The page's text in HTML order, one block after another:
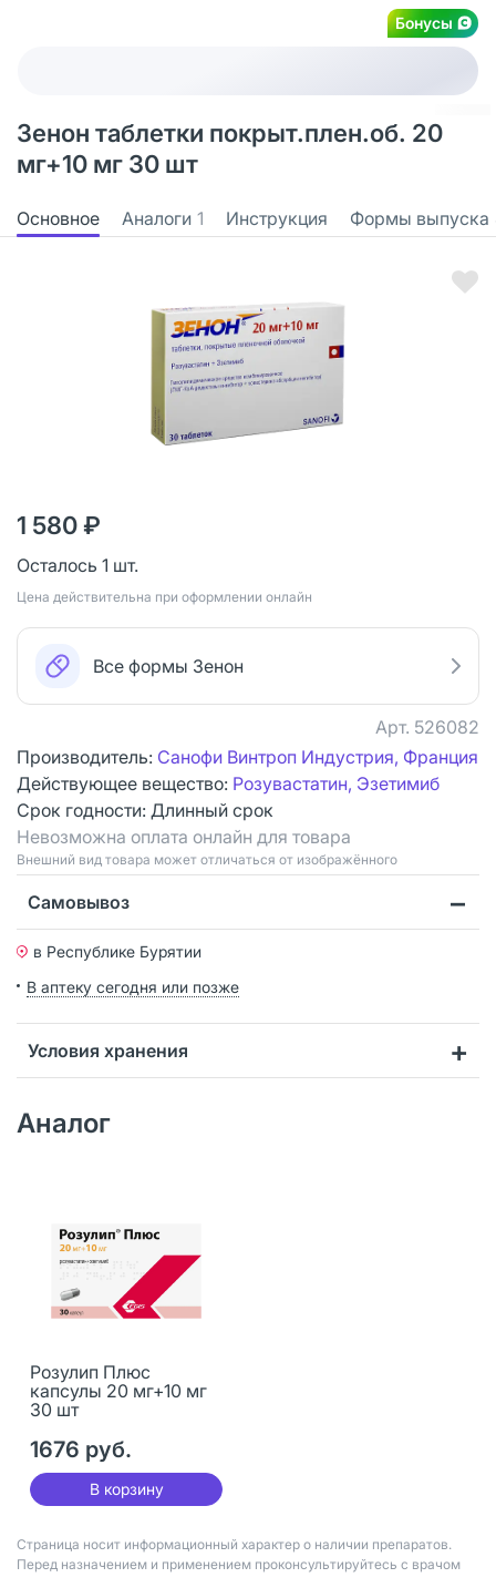
Бонусы
Зенон таблетки покрыт.плен.об. 20
мг+10 мг 30 шт
Основное Аналоги 1 Инструкция Формы выпуска
1 580 ₽
Осталось 1 шт.
Цена действительна при оформлении онлайн
Все формы Зенон
Арт. 526082
Производитель: Санофи Винтроп Индустрия, Франция
Действующее вещество: Розувастатин, Эзетимиб
Срок годности: Длинный срок
Невозможна оплата онлайн для товара
Bнешний вид товара может отличаться от изображённого
Самовывоз
в Республике Бурятии
В аптеку сегодня или позже
Условия хранения
Аналог
Розулип Плюс
капсулы 20 мг+10 мг
30 шт
1676 руб.
В корзину
Страница носит информационный характер о наличии препаратов.
Перед назначением и применением проконсультируйтесь с врачом